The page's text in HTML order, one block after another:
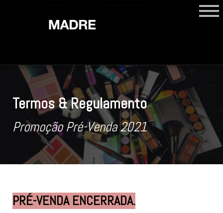
Termos & Regulamento
Promoção Pré-Venda 2021
PRÉ-VENDA ENCERRADA.